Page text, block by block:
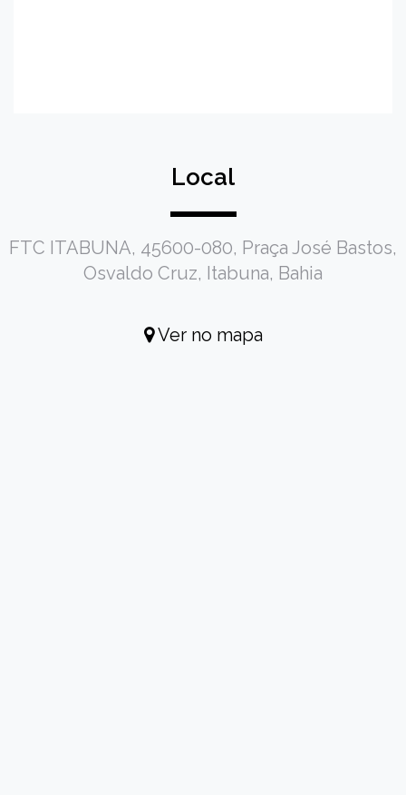
Local
FTC ITABUNA, 45600-080, Praça José Bastos,
Osvaldo Cruz, Itabuna, Bahia
Ver no mapa